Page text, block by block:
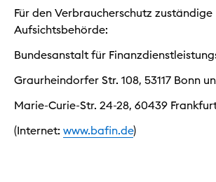
Für den Verbraucherschutz zuständige
Aufsichtsbehörde:
Bundesanstalt für
Graurheindorfer Str. 108, 53117 Bonn
Marie-Curie-Str. 24-28, 60439
(Internet: www.bafin.de)